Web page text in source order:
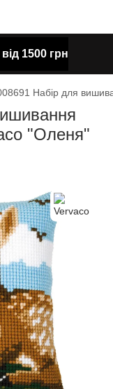
1500 грн
Набір для
"Оленя"